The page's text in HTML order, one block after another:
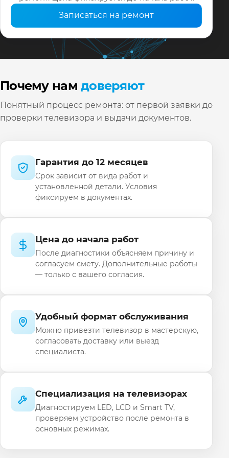
Записаться на ремонт
Почему намдоверяют
Понятный процесс ремонта: от первой заявки до
проверки телевизора и выдачи документов.
Гарантия до 12 месяцев
Срок зависит от вида работ и
установленной детали. Условия
фиксируем в документах.
Цена до начала работ
После диагностики объясняем причину и
согласуем смету. Дополнительные работы
— только с вашего согласия.
Удобный формат обслуживания
Можно привезти телевизор в мастерскую,
согласовать доставку или выезд
специалиста.
Специализация на телевизорах
Диагностируем LED, LCD и Smart TV,
проверяем устройство после ремонта в
основных режимах.